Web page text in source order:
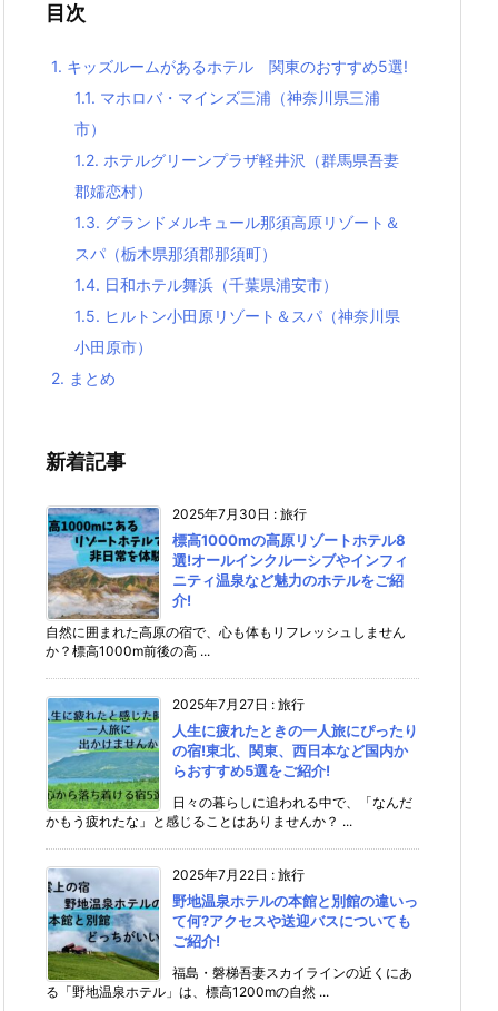
目次
1. キッズルームがあるホテル 関東のおすすめ5選!
1.1. マホロバ・マインズ三浦（神奈川県三浦
市）
1.2. ホテルグリーンプラザ軽井沢（群馬県吾妻
郡嬬恋村）
1.3. グランドメルキュール那須高原リゾート＆
スパ（栃木県那須郡那須町）
1.4. 日和ホテル舞浜（千葉県浦安市）
1.5. ヒルトン小田原リゾート＆スパ（神奈川県
小田原市）
2. まとめ
新着記事
2025年7月30日 : 旅行
標高1000mの高原リゾートホテル8
選!オールインクルーシブやインフィ
ニティ温泉など魅力のホテルをご紹
介!
自然に囲まれた高原の宿で、心も体もリフレッシュしません
か？標高1000m前後の高 ...
2025年7月27日 : 旅行
人生に疲れたときの一人旅にぴったり
の宿!東北、関東、西日本など国内か
らおすすめ5選をご紹介!
日々の暮らしに追われる中で、「なんだ
かもう疲れたな」と感じることはありませんか？ ...
2025年7月22日 : 旅行
野地温泉ホテルの本館と別館の違いっ
て何?アクセスや送迎バスについても
ご紹介!
福島・磐梯吾妻スカイラインの近くにあ
る「野地温泉ホテル」は、標高1200mの自然 ...